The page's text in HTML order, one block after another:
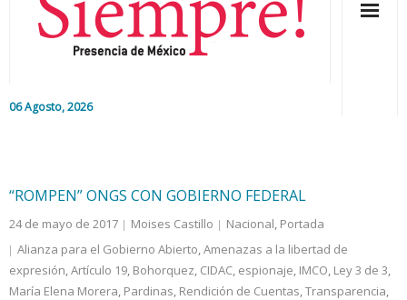
06 Agosto, 2026
Nacional
Colaboradores
“ROMPEN” ONGS CON GOBIERNO FEDERAL
24 de mayo de 2017 Moises Castillo Nacional, Portada
Alianza para el Gobierno Abierto,Amenazas a la libertad de
expresión,Artículo 19, Bohorquez, CIDAC, espionaje, IMCO, Ley 3 de 3,
María Elena Morera, Pardinas, Rendición de Cuentas,Transparencia,